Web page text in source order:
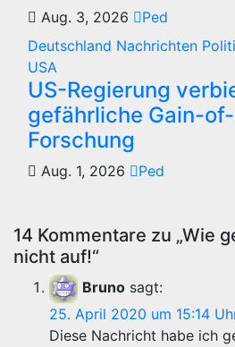
Aug. 3, 2026
Ped
Deutschland Nachrichten
USA
US-Regierung
gefährliche Gain-
Forschung
Aug. 1, 2026 Ped
14 Kommentare zu „Wie
nicht auf!“
Bruno sagt:
25. April 2020 um 15:14
Diese Nachricht habe ich